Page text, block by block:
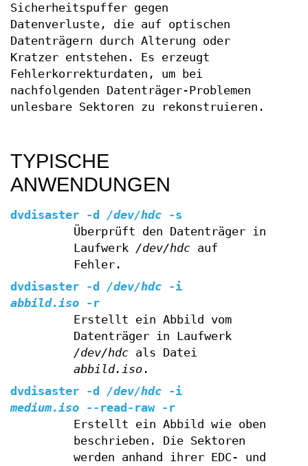
Sicherheitspuffer gegen
Datenverluste, die auf optischen
Datenträgern durch Alterung oder
Kratzer entstehen. Es erzeugt
Fehlerkorrekturdaten, um bei
nachfolgenden Datenträger-Problemen
unlesbare Sektoren zu rekonstruieren.
TYPISCHE
ANWENDUNGEN
dvdisaster -d /dev/hdc
-s
Überprüft den Datenträger in
Laufwerk /dev/hdcauf
Fehler.
dvdisaster
-d /dev/hdc
-i
abbild.iso
-r
Erstellt ein Abbild vom
Datenträger in Laufwerk
/dev/hdcals Datei
abbild.iso.
dvdisaster
-d /dev/hdc
-i
medium.iso
--read-raw
-r
Erstellt ein Abbild wie oben
beschrieben. Die Sektoren
werden anhand ihrer EDC- und